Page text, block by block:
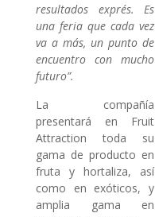
resultados exprés. Es
una feria que cada vez
va a más, un punto de
encuentro con mucho
futuro”.
La compañía
presentará en Fruit
Attraction toda su
gama de producto en
fruta y hortaliza, así
como en exóticos, y
amplia gama en